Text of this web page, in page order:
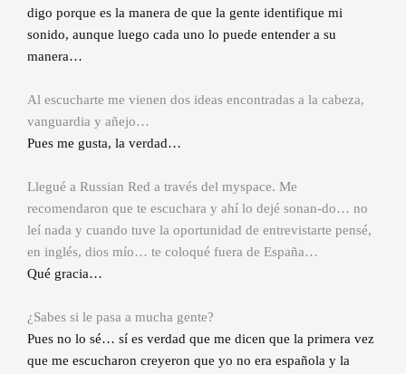
digo porque es la manera de que la gente identifique mi
sonido, aunque luego cada uno lo puede entender a su
manera…
Al escucharte me vienen dos ideas encontradas a la cabeza,
vanguardia y añejo…
Pues me gusta, la verdad…
Llegué a Russian Red a través del myspace. Me
recomendaron que te escuchara y ahí lo dejé sonan-do… no
leí nada y cuando tuve la oportunidad de entrevistarte pensé,
en inglés, dios mío… te coloqué fuera de España…
Qué gracia…
¿Sabes si le pasa a mucha gente?
Pues no lo sé… sí es verdad que me dicen que la primera vez
que me escucharon creyeron que yo no era española y la